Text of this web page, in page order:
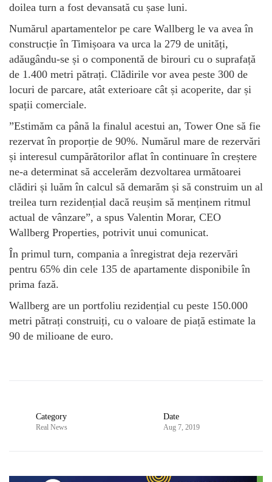
doilea turn a fost devansată cu șase luni.
Numărul apartamentelor pe care Wallberg le va avea în
construcție în Timișoara va urca la 279 de unități,
adăugându-se și o componentă de birouri cu o suprafață
de 1.400 metri pătrați. Clădirile vor avea peste 300 de
locuri de parcare, atât exterioare cât și acoperite, dar și
spații comerciale.
”Estimăm ca până la finalul acestui an, Tower One să fie
rezervat în proporție de 90%. Numărul mare de rezervări
și interesul cumpărătorilor aflat în continuare în creștere
ne-a determinat să accelerăm dezvoltarea următoarei
clădiri și luăm în calcul să demarăm și să construim un al
treilea turn rezidențial dacă reușim să menținem ritmul
actual de vânzare”, a spus Valentin Morar, CEO
Wallberg Properties, potrivit unui comunicat.
În primul turn, compania a înregistrat deja rezervări
pentru 65% din cele 135 de apartamente disponibile în
prima fază.
Wallberg are un portfoliu rezidențial cu peste 150.000
metri pătrați construiți, cu o valoare de piață estimate la
90 de milioane de euro.
Category
Real News
Date
Aug 7, 2019